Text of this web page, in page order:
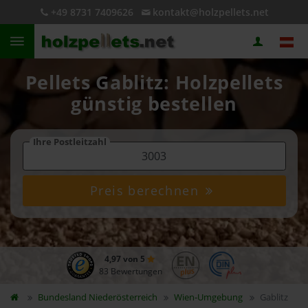
+49 8731 7409626 kontakt@holzpellets.net
Pellets Gablitz: Holzpellets
günstig bestellen
Ihre Postleitzahl
Preis berechnen
4,97 von 5
83 Bewertungen
Bundesland Niederösterreich Wien-Umgebung Gablitz